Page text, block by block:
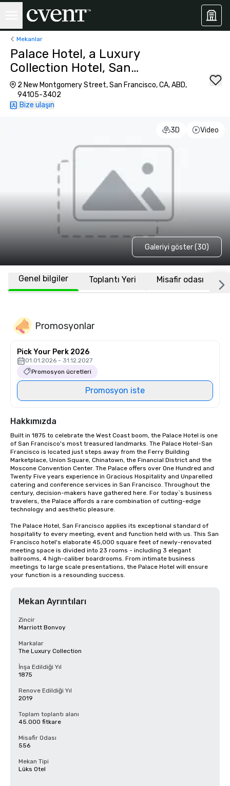
Mekanlar
Palace Hotel, a Luxury
Collection Hotel, San
Francisco
2 New Montgomery Street, San Francisco, CA, ABD,
94105-3402
Bize ulaşın
3D Video
Galeriyi göster (30)
Genel bilgiler Toplantı Yeri Misafir odası
Promosyonlar
Pick Your Perk 2026
01.01.2026 - 31.12.2027
Promosyon ücretleri
Promosyon iste
Hakkımızda
Built in 1875 to celebrate the West Coast boom, the Palace Hotel is one
of San Francisco's most treasured landmarks. The Palace Hotel-San
Francisco is located just steps away from the Ferry Building
Marketplace, Union Square, Chinatown, the Financial District and the
Moscone Convention Center. The Palace offers over One Hundred and
Twenty Five years experience in Gracious Hospitality and Unparelled
catering and conference services in San Francisco. Throughout the
century, decision-makers have gathered here. For today`s business
travelers, the Palace affords a rare combination of cutting-edge
technology and aesthetic pleasure.
The Palace Hotel, San Francisco applies its exceptional standard of
hospitality to every meeting, event and function held with us. This San
Francisco hotel's elaborate 45,000 square feet of newly-renovated
meeting space is divided into 23 rooms - including 3 elegant
ballrooms, 4 high-caliber boardrooms. From intimate business
meetings to large scale presentations, the Palace Hotel will ensure
your function is a resounding success.
Mekan Ayrıntıları
Zincir
Marriott Bonvoy
Markalar
The Luxury Collection
İnşa Edildiği Yıl
1875
Renove Edildiği Yıl
2019
Toplam toplantı alanı
45.000 fitkare
Misafir Odası
556
Mekan Tipi
Lüks Otel